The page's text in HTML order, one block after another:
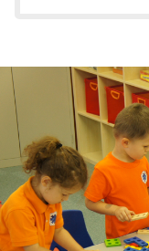
写
真
集